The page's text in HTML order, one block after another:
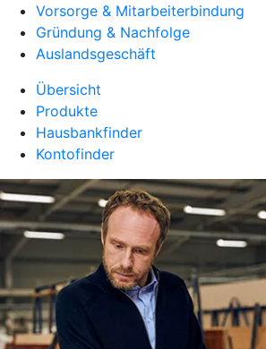
Vorsorge & Mitarbeiterbindung
Gründung & Nachfolge
Auslandsgeschäft
Übersicht
Produkte
Hausbankfinder
Kontofinder